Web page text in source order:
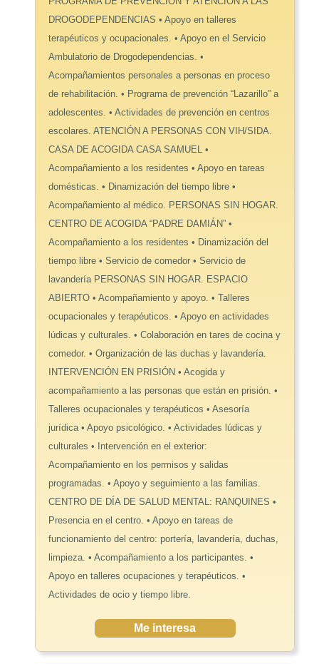
DROGODEPENDENCIAS • Apoyo en talleres
terapéuticos y ocupacionales. • Apoyo en el Servicio
Ambulatorio de Drogodependencias. •
Acompañamientos personales a personas en proceso
de rehabilitación. • Programa de prevención “Lazarillo” a
adolescentes. • Actividades de prevención en centros
escolares. ATENCIÓN A PERSONAS CON VIH/SIDA.
CASA DE ACOGIDA CASA SAMUEL •
Acompañamiento a los residentes • Apoyo en tareas
domésticas. • Dinamización del tiempo libre •
Acompañamiento al médico. PERSONAS SIN HOGAR.
CENTRO DE ACOGIDA “PADRE DAMIÁN” •
Acompañamiento a los residentes • Dinamización del
tiempo libre • Servicio de comedor • Servicio de
lavandería PERSONAS SIN HOGAR. ESPACIO
ABIERTO • Acompañamiento y apoyo. • Talleres
ocupacionales y terapéuticos. • Apoyo en actividades
lúdicas y culturales. • Colaboración en tares de cocina y
comedor. • Organización de las duchas y lavandería.
INTERVENCIÓN EN PRISIÓN • Acogida y
acompañamiento a las personas que están en prisión. •
Talleres ocupacionales y terapéuticos • Asesoría
jurídica • Apoyo psicológico. • Actividades lúdicas y
culturales • Intervención en el exterior:
Acompañamiento en los permisos y salidas
programadas. • Apoyo y seguimiento a las familias.
CENTRO DE DÍA DE SALUD MENTAL: RANQUINES •
Presencia en el centro. • Apoyo en tareas de
funcionamiento del centro: portería, lavandería, duchas,
limpieza. • Acompañamiento a los participantes. •
Apoyo en talleres ocupaciones y terapéuticos. •
Actividades de ocio y tiempo libre.
Me interesa